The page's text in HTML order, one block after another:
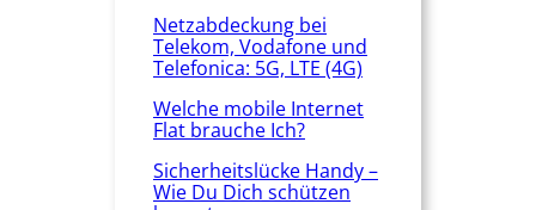
Netzabdeckung bei
Telekom, Vodafone und
Telefonica: 5G, LTE (4G)
Welche mobile Internet
Flat brauche Ich?
Sicherheitslücke Handy –
Wie Du Dich schützen